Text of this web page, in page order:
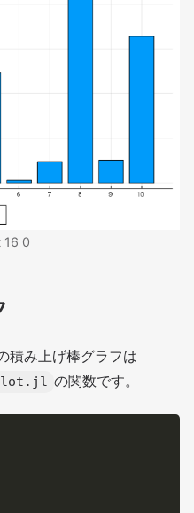
16 0
積み上げ棒グラフは
の関数です。